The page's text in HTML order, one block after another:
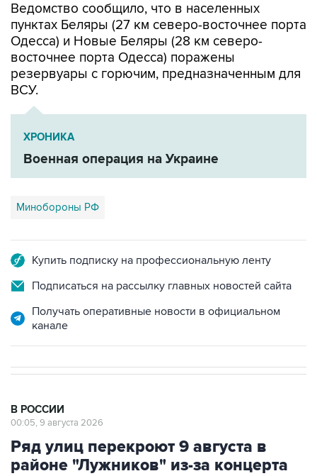
Ведомство сообщило, что в населенных
пунктах Беляры (27 км северо-восточнее порта
Одесса) и Новые Беляры (28 км северо-
восточнее порта Одесса) поражены
резервуары с горючим, предназначенным для
ВСУ.
ХРОНИКА
Военная операция на Украине
Минобороны РФ
Купить подписку на профессиональную ленту
Подписаться на рассылку главных новостей сайта
Получать оперативные новости в официальном
канале
В РОССИИ
00:05, 9 августа 2026
Ряд улиц перекроют 9 августа в
районе "Лужников" из-за концерта